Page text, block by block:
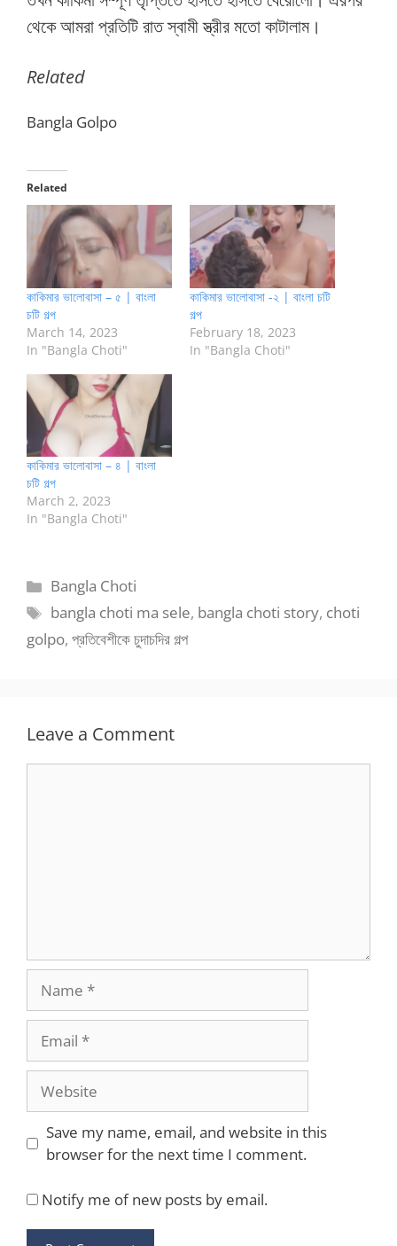
থেকে আমরা প্রতিটি রাত স্বামী স্ত্রীর মতো কাটালাম।
Related
Bangla Golpo
Related
কাকিমার ভালোবাসা – ৫ | বাংলা
চটি গল্প
March 14, 2023
In "Bangla Choti"
কাকিমার ভালোবাসা -২ | বাংলা চটি
গল্প
February 18, 2023
In "Bangla Choti"
কাকিমার ভালোবাসা – ৪ | বাংলা
চটি গল্প
March 2, 2023
In "Bangla Choti"
Categories
Bangla Choti
Tags
bangla choti ma sele, bangla choti story, choti
golpo, প্রতিবেশীকে চুদাচদির গল্প
Leave a Comment
Website
Save my name, email, and website in this
browser for the next time I comment.
Notify me of new posts by email.